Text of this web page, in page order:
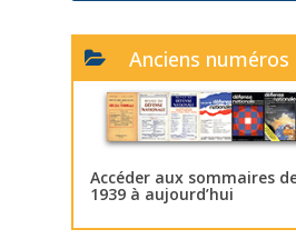
Anciens numéros
Accéder aux sommaires
1939 à aujourd’hui